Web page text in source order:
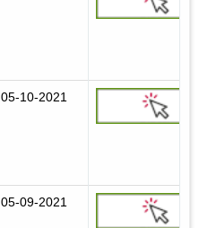
05-10-2021
05-09-2021